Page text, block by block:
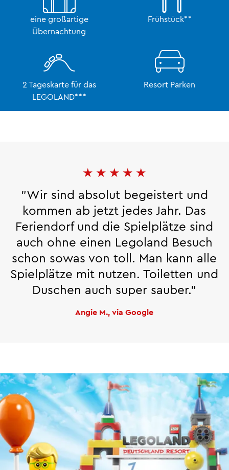
eine großartige
Übernachtung
Frühstück**
2 Tageskarte für das
LEGOLAND***
Resort Parken
★ ★ ★ ★ ★
"Wir sind absolut begeistert und
kommen ab jetzt jedes Jahr. Das
Feriendorf und die Spielplätze sind
auch ohne einen Legoland Besuch
schon sowas von toll. Man kann alle
Spielplätze mit nutzen. Toiletten und
Duschen auch super sauber."
Angie M., via Google